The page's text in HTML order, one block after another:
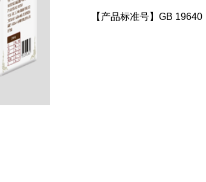
【产品标准号】GB 19640